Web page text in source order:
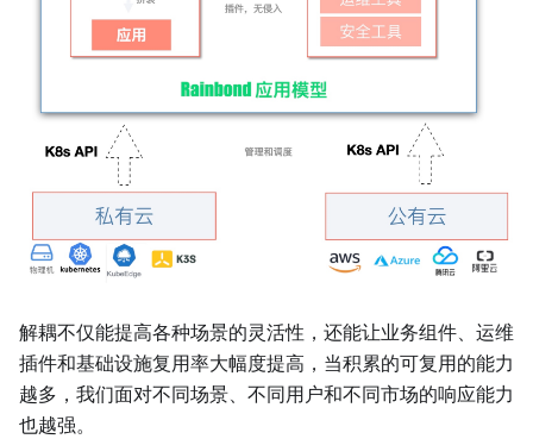
解耦不仅能提高各种场景的灵活性，还能让业务组件、运维
插件和基础设施复用率大幅度提高，当积累的可复用的能力
越多，我们面对不同场景、不同用户和不同市场的响应能力
也越强。